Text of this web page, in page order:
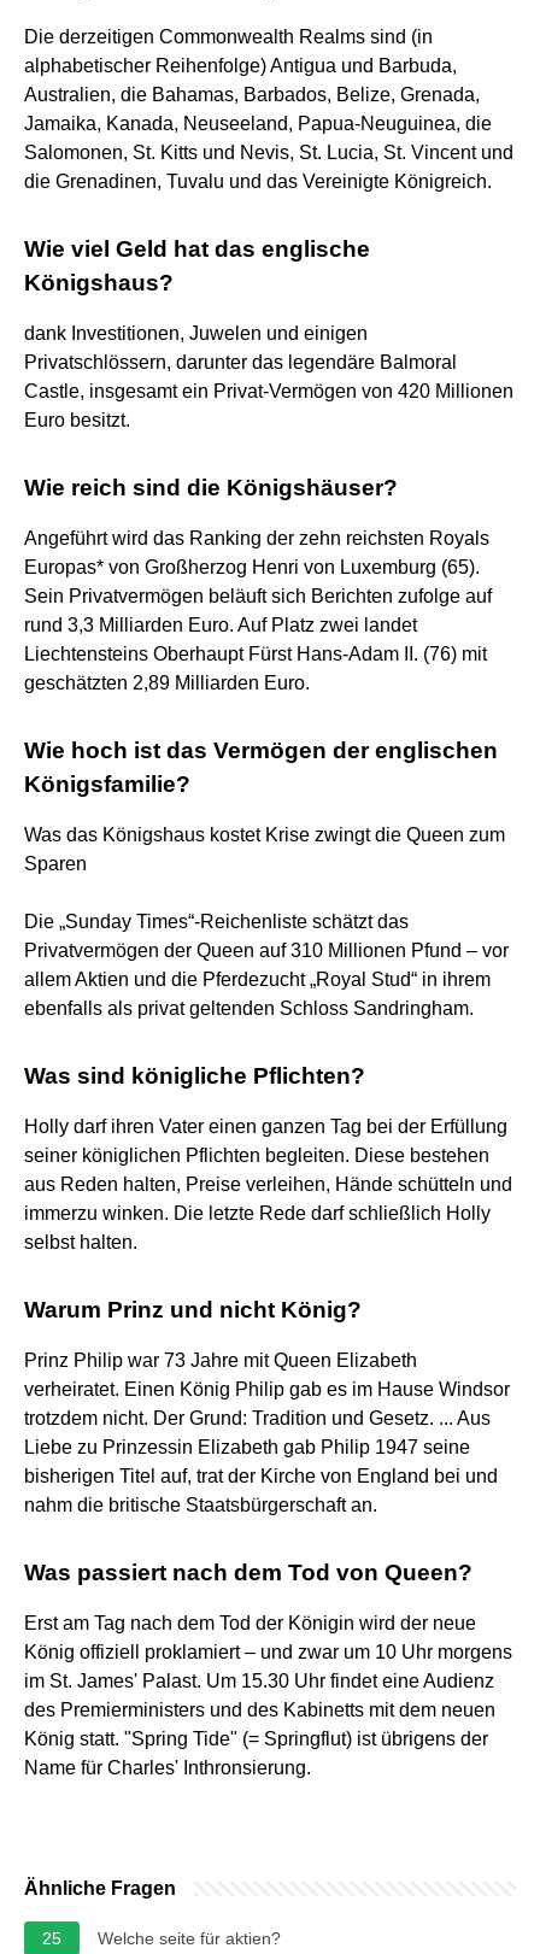
Die derzeitigen Commonwealth Realms sind (in
alphabetischer Reihenfolge) Antigua und Barbuda,
Australien, die Bahamas, Barbados, Belize, Grenada,
Jamaika, Kanada, Neuseeland, Papua-Neuguinea, die
Salomonen, St. Kitts und Nevis, St. Lucia, St. Vincent und
die Grenadinen, Tuvalu und das Vereinigte Königreich.
Wie viel Geld hat das englische
Königshaus?
dank Investitionen, Juwelen und einigen
Privatschlössern, darunter das legendäre Balmoral
Castle, insgesamt ein Privat-Vermögen von 420 Millionen
Euro besitzt.
Wie reich sind die Königshäuser?
Angeführt wird das Ranking der zehn reichsten Royals
Europas* von Großherzog Henri von Luxemburg (65).
Sein Privatvermögen beläuft sich Berichten zufolge auf
rund 3,3 Milliarden Euro. Auf Platz zwei landet
Liechtensteins Oberhaupt Fürst Hans-Adam II. (76) mit
geschätzten 2,89 Milliarden Euro.
Wie hoch ist das Vermögen der englischen
Königsfamilie?
Was das Königshaus kostet Krise zwingt die Queen zum
Sparen
Die „Sunday Times“-Reichenliste schätzt das
Privatvermögen der Queen auf 310 Millionen Pfund – vor
allem Aktien und die Pferdezucht „Royal Stud“ in ihrem
ebenfalls als privat geltenden Schloss Sandringham.
Was sind königliche Pflichten?
Holly darf ihren Vater einen ganzen Tag bei der Erfüllung
seiner königlichen Pflichten begleiten. Diese bestehen
aus Reden halten, Preise verleihen, Hände schütteln und
immerzu winken. Die letzte Rede darf schließlich Holly
selbst halten.
Warum Prinz und nicht König?
Prinz Philip war 73 Jahre mit Queen Elizabeth
verheiratet. Einen König Philip gab es im Hause Windsor
trotzdem nicht. Der Grund: Tradition und Gesetz. ... Aus
Liebe zu Prinzessin Elizabeth gab Philip 1947 seine
bisherigen Titel auf, trat der Kirche von England bei und
nahm die britische Staatsbürgerschaft an.
Was passiert nach dem Tod von Queen?
Erst am Tag nach dem Tod der Königin wird der neue
König offiziell proklamiert – und zwar um 10 Uhr morgens
im St. James' Palast. Um 15.30 Uhr findet eine Audienz
des Premierministers und des Kabinetts mit dem neuen
König statt. "Spring Tide" (= Springflut) ist übrigens der
Name für Charles' Inthronsierung.
Ähnliche Fragen
25 Welche seite für aktien?